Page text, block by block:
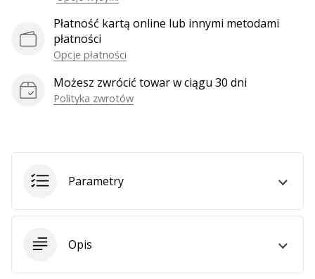
Płatność kartą online lub innymi metodami
płatności
Opcje płatności
Możesz zwrócić towar w ciągu 30 dni
Polityka zwrotów
Parametry
Opis